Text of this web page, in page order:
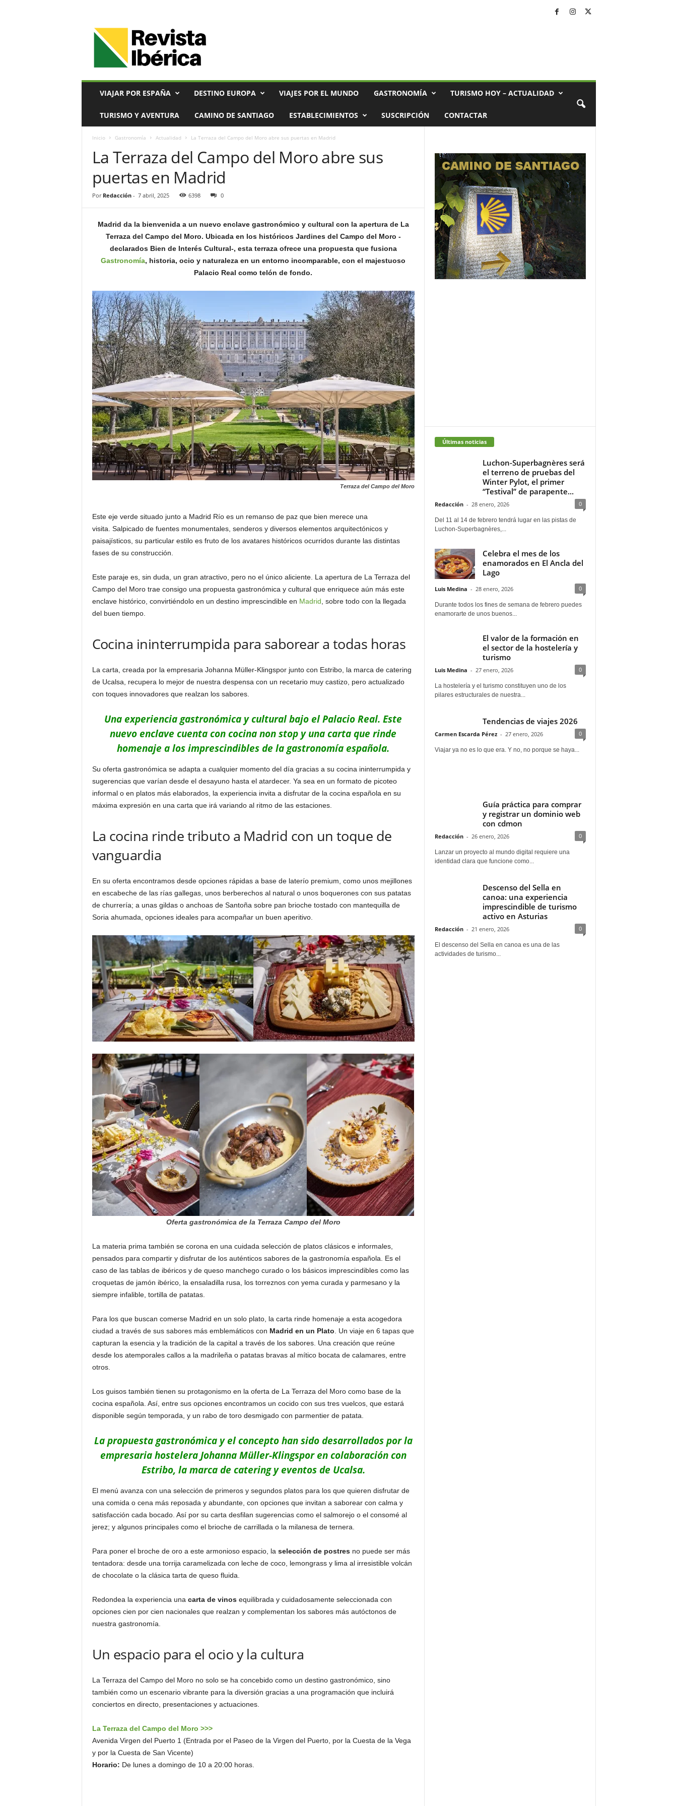
VIAJAR POR ESPAÑA DESTINO EUROPA VIAJES POR EL MUNDO GASTRONOMÍA TURISMO HOY – ACTUALIDAD
TURISMO Y AVENTURA CAMINO DE SANTIAGO ESTABLECIMIENTOS SUSCRIPCIÓN CONTACTAR
Inicio Gastronomía Actualidad La Terraza del Campo del Moro abre sus puertas en Madrid
La Terraza del Campo del Moro abre sus
puertas en Madrid
Por Redacción- 7 abril, 2025 6398 0
Madrid da la bienvenida a un nuevo enclave gastronómico y cultural con la apertura de La
Terraza del Campo del Moro. Ubicada en los históricos Jardines del Campo del Moro -
declarados Bien de Interés Cultural-, esta terraza ofrece una propuesta que fusiona
Gastronomía, historia, ocio y naturaleza en un entorno incomparable, con el majestuoso
Palacio Real como telón de fondo.
Terraza del Campo del Moro
Este eje verde situado junto a Madrid Río es un remanso de paz que bien merece una
visita. Salpicado de fuentes monumentales, senderos y diversos elementos arquitectónicos y
paisajísticos, su particular estilo es fruto de los avatares históricos ocurridos durante las distintas
fases de su construcción.
Este paraje es, sin duda, un gran atractivo, pero no el único aliciente. La apertura de La Terraza del
Campo del Moro trae consigo una propuesta gastronómica y cultural que enriquece aún más este
enclave histórico, convirtiéndolo en un destino imprescindible en Madrid , sobre todo con la llegada
del buen tiempo.
Cocina ininterrumpida para saborear a todas horas
La carta, creada por la empresaria Johanna Müller-Klingspor junto con Estribo, la marca de catering
de Ucalsa, recupera lo mejor de nuestra despensa con un recetario muy castizo, pero actualizado
con toques innovadores que realzan los sabores.
Una experiencia gastronómica y cultural bajo el Palacio Real. Este
nuevo enclave cuenta con cocina non stop y una carta que rinde
homenaje a los imprescindibles de la gastronomía española.
Su oferta gastronómica se adapta a cualquier momento del día gracias a su cocina ininterrumpida y
sugerencias que varían desde el desayuno hasta el atardecer. Ya sea en un formato de picoteo
informal o en platos más elaborados, la experiencia invita a disfrutar de la cocina española en su
máxima expresión en una carta que irá variando al ritmo de las estaciones.
La cocina rinde tributo a Madrid con un toque de
vanguardia
En su oferta encontramos desde opciones rápidas a base de laterío premium, como unos mejillones
en escabeche de las rías gallegas, unos berberechos al natural o unos boquerones con sus patatas
de churrería; a unas gildas o anchoas de Santoña sobre pan brioche tostado con mantequilla de
Soria ahumada, opciones ideales para acompañar un buen aperitivo.
Oferta gastronómica de la Terraza Campo del Moro
La materia prima también se corona en una cuidada selección de platos clásicos e informales,
pensados para compartir y disfrutar de los auténticos sabores de la gastronomía española. Es el
caso de las tablas de ibéricos y de queso manchego curado o los básicos imprescindibles como las
croquetas de jamón ibérico, la ensaladilla rusa, los torreznos con yema curada y parmesano y la
siempre infalible, tortilla de patatas.
Para los que buscan comerse Madrid en un solo plato, la carta rinde homenaje a esta acogedora
ciudad a través de sus sabores más emblemáticos con Madrid en un Plato . Un viaje en 6 tapas que
capturan la esencia y la tradición de la capital a través de los sabores. Una creación que reúne
desde los atemporales callos a la madrileña o patatas bravas al mítico bocata de calamares, entre
otros.
Los guisos también tienen su protagonismo en la oferta de La Terraza del Moro como base de la
cocina española. Así, entre sus opciones encontramos un cocido con sus tres vuelcos, que estará
disponible según temporada, y un rabo de toro desmigado con parmentier de patata.
La propuesta gastronómica y el concepto han sido desarrollados por la
empresaria hostelera Johanna Müller-Klingspor en colaboración con
Estribo, la marca de catering y eventos de Ucalsa.
El menú avanza con una selección de primeros y segundos platos para los que quieren disfrutar de
una comida o cena más reposada y abundante, con opciones que invitan a saborear con calma y
satisfacción cada bocado. Así por su carta desfilan sugerencias como el salmorejo o el consomé al
jerez; y algunos principales como el brioche de carrillada o la milanesa de ternera.
Para poner el broche de oro a este armonioso espacio, la selección de postresno puede ser más
tentadora: desde una torrija caramelizada con leche de coco, lemongrass y lima al irresistible volcán
de chocolate o la clásica tarta de queso fluida.
Redondea la experiencia una carta de vinosequilibrada y cuidadosamente seleccionada con
opciones cien por cien nacionales que realzan y complementan los sabores más autóctonos de
nuestra gastronomía.
Un espacio para el ocio y la cultura
La Terraza del Campo del Moro no solo se ha concebido como un destino gastronómico, sino
también como un escenario vibrante para la diversión gracias a una programación que incluirá
conciertos en directo, presentaciones y actuaciones.
La Terraza del Campo del Moro >>>
Avenida Virgen del Puerto 1 (Entrada por el Paseo de la Virgen del Puerto, por la Cuesta de la Vega
y por la Cuesta de San Vicente)
Horario: De lunes a domingo de 10 a 20:00 horas.
Últimas noticias
Luchon-Superbagnères será
el terreno de pruebas del
Winter Pylot, el primer
“Testival” de parapente...
Redacción - 28 enero, 2026 0
Del 11 al 14 de febrero tendrá lugar en las pistas de
Luchon-Superbagnères,...
Celebra el mes de los
enamorados en El Ancla del
Lago
Luis Medina - 28 enero, 2026 0
Durante todos los fines de semana de febrero puedes
enamorarte de unos buenos...
El valor de la formación en
el sector de la hostelería y
turismo
Luis Medina - 27 enero, 2026 0
La hostelería y el turismo constituyen uno de los
pilares estructurales de nuestra...
Tendencias de viajes 2026
Carmen Escarda Pérez - 27 enero, 2026 0
Viajar ya no es lo que era. Y no, no porque se haya...
Guía práctica para comprar
y registrar un dominio web
con cdmon
Redacción - 26 enero, 2026 0
Lanzar un proyecto al mundo digital requiere una
identidad clara que funcione como...
Descenso del Sella en
canoa: una experiencia
imprescindible de turismo
activo en Asturias
Redacción - 21 enero, 2026 0
El descenso del Sella en canoa es una de las
actividades de turismo...